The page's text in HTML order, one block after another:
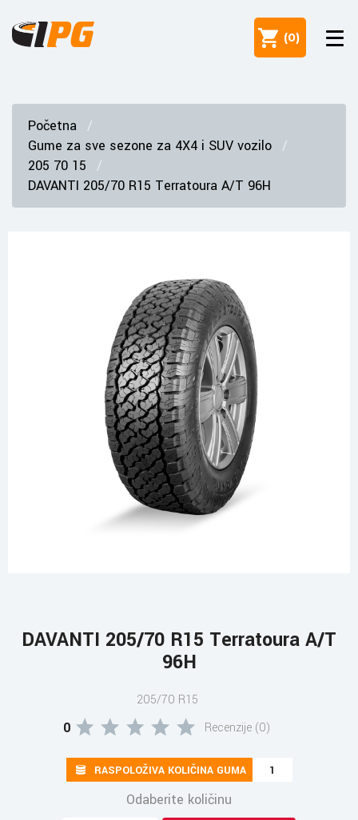
(0)
Početna
Gume za sve sezone za 4X4 i SUV vozilo
205 70 15
DAVANTI 205/70 R15 Terratoura A/T 96H
DAVANTI 205/70 R15 Terratoura A/T
96H
205/70 R15
0 Recenzije (0)
RASPOLOŽIVA KOLIČINA GUMA 1
Odaberite količinu